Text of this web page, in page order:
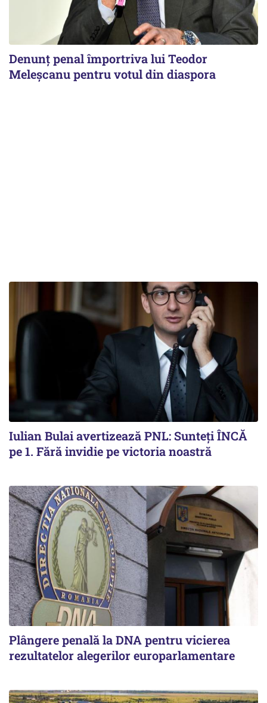
Denunț penal împortriva lui Teodor
Meleșcanu pentru votul din diaspora
Iulian Bulai avertizează PNL: Sunteți ÎNCĂ
pe 1. Fără invidie pe victoria noastră
Plângere penală la DNA pentru vicierea
rezultatelor alegerilor europarlamentare